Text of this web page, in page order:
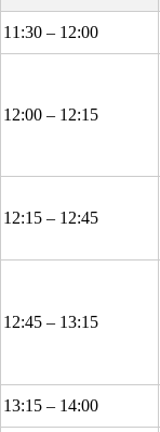
11:30 – 12:00
12:00 – 12:15
12:15 – 12:45
12:45 – 13:15
13:15 – 14:00